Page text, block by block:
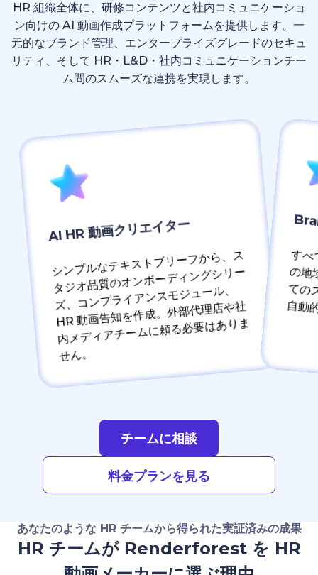
HR 組織全体に、研修コンテンツと社内コミュニケーショ
ン向けの AI 動画作成プラットフォームを提供します。一
元的なブランド管理、エンタープライズグレードのセキュ
リティ、そして HR・L&D・社内コミュニケーションチー
ム間のスムーズな連携を実現します。
AI HR 動画クリエイター
シンプルなテキストブリーフから、ス
タジオ品質のオンボーディングシリー
ズ、コンプライアンスモジュール、
HR 動画告知を作成。外部代理店や社
内メディアチームに頼る必要はありま
せん。
すべての HR タッチ
チームに相談
料金プランを見る
あなたのような HR チームから得られた実証済みの成果
HR チームが Renderforest を HR